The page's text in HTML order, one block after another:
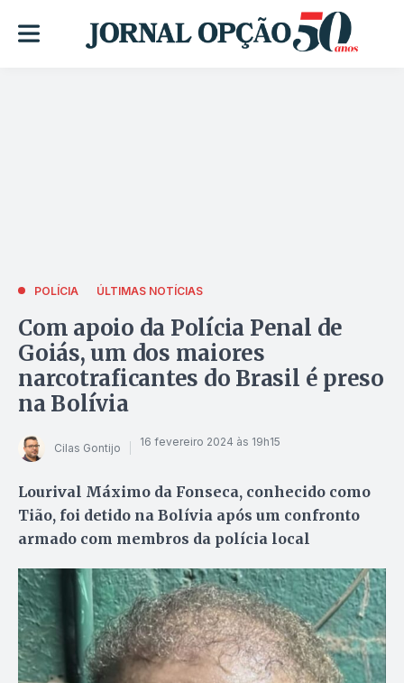
POLÍCIA ÚLTIMAS NOTÍCIAS
Com apoio da Polícia Penal de
Goiás, um dos maiores
narcotraficantes do Brasil é preso
na Bolívia
Cilas Gontijo 16 fevereiro 2024 às 19h15
Lourival Máximo da Fonseca, conhecido como
Tião, foi detido na Bolívia após um confronto
armado com membros da polícia local